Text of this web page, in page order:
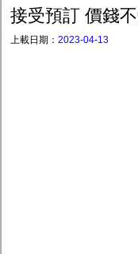
接受預訂 價錢
上載日期： 2023-04-13